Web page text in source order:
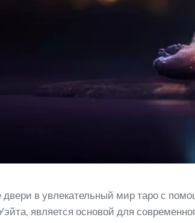
двери в увлекательный мир таро с
является основой для